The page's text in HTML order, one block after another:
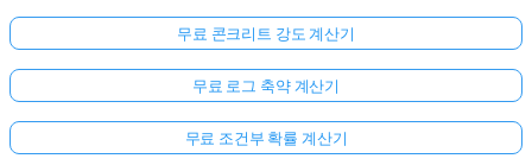
무료 콘크리트 강도 계산기
무료 로그 축약 계산기
무료 조건부 확률 계산기